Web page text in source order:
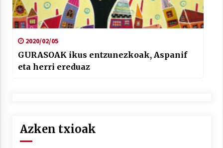
2020/02/05
GURASOAK ikus entzunezkoak, Aspanif
eta herri ereduaz
Azken txioak